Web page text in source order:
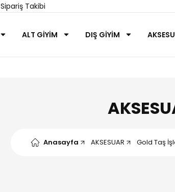
Sipariş Takibi
ALT GİYİM DIŞ GİYİM
Anasayfa AKSESUAR Gold Taş